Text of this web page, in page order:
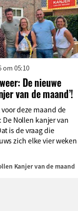
om 05:10
De nieuwe
van de maand’!
deze maand de
Nollen kanjer van
is de vraag die
zich elke vier weken
Kanjer van de maand